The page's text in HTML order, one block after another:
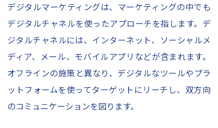
デジタルマーケティングは、マーケティングの中でも
デジタルチャネルを使ったアプローチを指します。デ
ジタルチャネルには、インターネット、ソーシャルメ
ディア、メール、モバイルアプリなどが含まれます。
オフラインの施策と異なり、デジタルなツールやプラ
ットフォームを使ってターゲットにリーチし、双方向
のコミュニケーションを図ります。